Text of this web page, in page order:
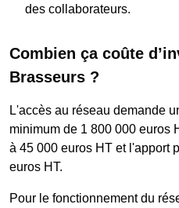
des collaborateurs.
Combien ça coûte
Brasseurs ?
L'accès au réseau demande
minimum de 1 800 000 euros
à 45 000 euros HT et l'apport
euros HT.
Pour le fonctionnement du